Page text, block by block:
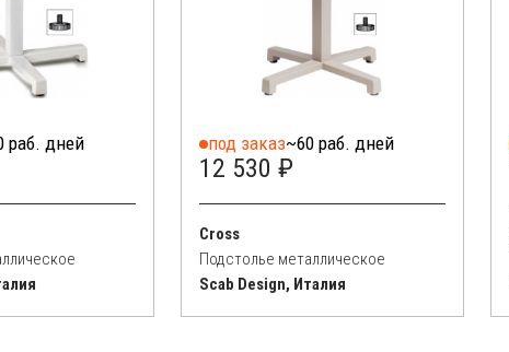
раб. дней под заказ~60 раб. дней
12 530 ₽
Cross
Подстолье металлическое
Scab Design, Италия